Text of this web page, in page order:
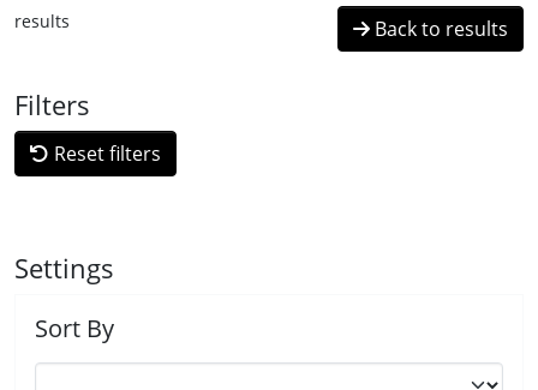
results Back to results
Filters
Reset filters
Settings
Sort By